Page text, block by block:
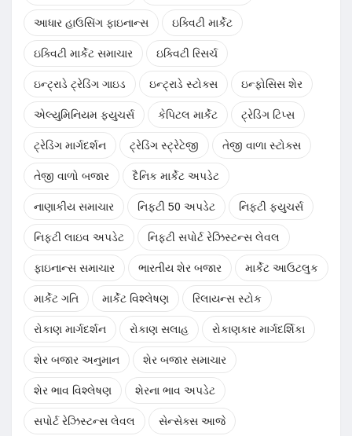
આધાર હાઉસિંગ ફાઇનાન્સ ઇક્વિટી માર્કેટ
ઇક્વિટી માર્કેટ સમાચાર ઇક્વિટી રિસર્ચ
ઇન્ટ્રાડે ટ્રેડિંગ ગાઇડ ઇન્ટ્રાડે સ્ટોક્સ ઇન્ફોસિસ શેર
એલ્યુમિનિયમ ફ્યુચર્સ કેપિટલ માર્કેટ ટ્રેડિંગ ટિપ્સ
ટ્રેડિંગ માર્ગદર્શન ટ્રેડિંગ સ્ટ્રેટેજી તેજી વાળા સ્ટોક્સ
તેજી વાળો બજાર દૈનિક માર્કેટ અપડેટ
નાણાકીય સમાચાર નિફ્ટી 50 અપડેટ નિફ્ટી ફ્યુચર્સ
નિફ્ટી લાઇવ અપડેટ નિફ્ટી સપોર્ટ રેઝિસ્ટન્સ લેવલ
ફાઇનાન્સ સમાચાર ભારતીય શેર બજાર માર્કેટ આઉટલુક
માર્કેટ ગતિ માર્કેટ વિશ્લેષણ રિલાયન્સ સ્ટોક
રોકાણ માર્ગદર્શન રોકાણ સલાહ રોકાણકાર માર્ગદર્શિકા
શેર બજાર અનુમાન શેર બજાર સમાચાર
શેર ભાવ વિશ્લેષણ શેરના ભાવ અપડેટ
સપોર્ટ રેઝિસ્ટન્સ લેવલ સેન્સેક્સ આજે